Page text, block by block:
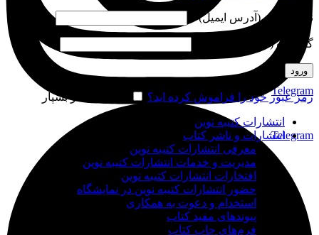
Telegram
Telegram
نام کاربری (آدرس ایمیل)
گذرواژه (شماره موبایل)
ورود
رمز عبور خود را فراموش کرده اید؟ مرا به خاطر بسپار
انتشارات کتیبه نوین
انتشارات و ناشر کتاب
معرفی انتشارات کتیبه نوین
مدیریت و خدمات انتشارات کتیبه نوین
افتخارات انتشارات کتیبه نوین
حضور انتشارات کتیبه نوین در نمایشگاه‌
استخدام و دعوت به همکاری
پیوندهای مفید کتاب
فرم‌های چاپ کتاب